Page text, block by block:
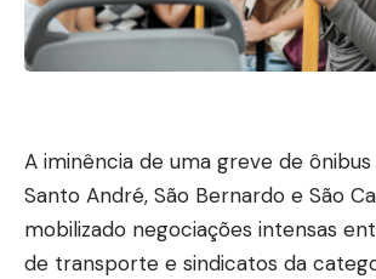
A iminência de uma greve de
Santo André, São Bernardo e São
mobilizado negociações intensas
de transporte e sindicatos da